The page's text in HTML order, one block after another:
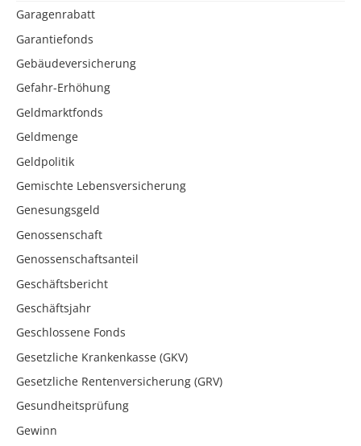
Garagenrabatt
Garantiefonds
Gebäudeversicherung
Gefahr-Erhöhung
Geldmarktfonds
Geldmenge
Geldpolitik
Gemischte Lebensversicherung
Genesungsgeld
Genossenschaft
Genossenschaftsanteil
Geschäftsbericht
Geschäftsjahr
Geschlossene Fonds
Gesetzliche Krankenkasse (GKV)
Gesetzliche Rentenversicherung (GRV)
Gesundheitsprüfung
Gewinn